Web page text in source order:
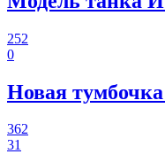
252
0
Новая
362
31